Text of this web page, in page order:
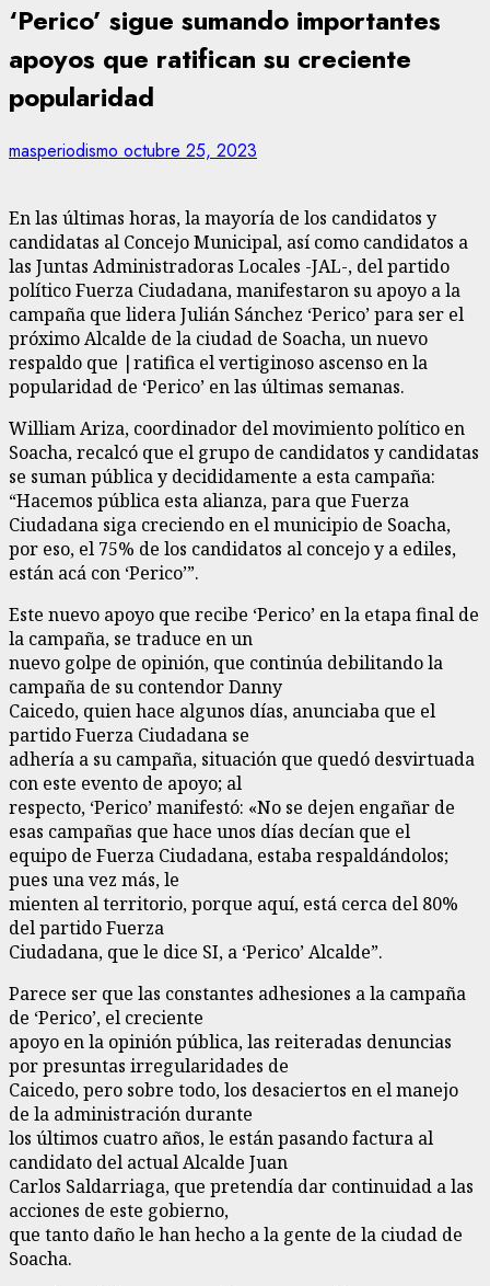
‘Perico’ sigue sumando importantes
apoyos que ratifican su creciente
popularidad
masperiodismo octubre 25, 2023
En las últimas horas, la mayoría de los candidatos y
candidatas al Concejo Municipal, así como candidatos a
las Juntas Administradoras Locales -JAL-, del partido
político Fuerza Ciudadana, manifestaron su apoyo a la
campaña que lidera Julián Sánchez ‘Perico’ para ser el
próximo Alcalde de la ciudad de Soacha, un nuevo
respaldo que |ratifica el vertiginoso ascenso en la
popularidad de ‘Perico’ en las últimas semanas.
William Ariza, coordinador del movimiento político en
Soacha, recalcó que el grupo de candidatos y candidatas
se suman pública y decididamente a esta campaña:
“Hacemos pública esta alianza, para que Fuerza
Ciudadana siga creciendo en el municipio de Soacha,
por eso, el 75% de los candidatos al concejo y a ediles,
están acá con ‘Perico’”.
Este nuevo apoyo que recibe ‘Perico’ en la etapa final de
la campaña, se traduce en un
nuevo golpe de opinión, que continúa debilitando la
campaña de su contendor Danny
Caicedo, quien hace algunos días, anunciaba que el
partido Fuerza Ciudadana se
adhería a su campaña, situación que quedó desvirtuada
con este evento de apoyo; al
respecto, ‘Perico’ manifestó: «No se dejen engañar de
esas campañas que hace unos días decían que el
equipo de Fuerza Ciudadana, estaba respaldándolos;
pues una vez más, le
mienten al territorio, porque aquí, está cerca del 80%
del partido Fuerza
Ciudadana, que le dice SI, a ‘Perico’ Alcalde”.
Parece ser que las constantes adhesiones a la campaña
de ‘Perico’, el creciente
apoyo en la opinión pública, las reiteradas denuncias
por presuntas irregularidades de
Caicedo, pero sobre todo, los desaciertos en el manejo
de la administración durante
los últimos cuatro años, le están pasando factura al
candidato del actual Alcalde Juan
Carlos Saldarriaga, que pretendía dar continuidad a las
acciones de este gobierno,
que tanto daño le han hecho a la gente de la ciudad de
Soacha.